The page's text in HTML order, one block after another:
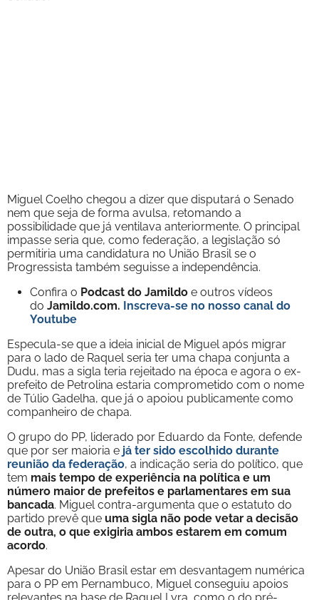
Miguel Coelho chegou a dizer que disputará o Senado
nem que seja de forma avulsa, retomando a
possibilidade que já ventilava anteriormente. O principal
impasse seria que, como federação, a legislação só
permitiria uma candidatura no União Brasil se o
Progressista também seguisse a independência.
Confira o Podcast do Jamildo e outros vídeos
do Jamildo.com. Inscreva-se no nosso canal do
Youtube
Especula-se que a ideia inicial de Miguel após migrar
para o lado de Raquel seria ter uma chapa conjunta a
Dudu, mas a sigla teria rejeitado na época e agora o ex-
prefeito de Petrolina estaria comprometido com o nome
de Túlio Gadelha, que já o apoiou publicamente como
companheiro de chapa.
O grupo do PP, liderado por Eduardo da Fonte, defende
que por ser maioria e já ter sido escolhido durante
reunião da federação, a indicação seria do político, que
tem mais tempo de experiência na política e um
número maior de prefeitos e parlamentares em sua
bancada. Miguel contra-argumenta que o estatuto do
partido prevê que uma sigla não pode vetar a decisão
de outra, o que exigiria ambos estarem em comum
acordo.
Apesar do União Brasil estar em desvantagem numérica
para o PP em Pernambuco, Miguel conseguiu apoios